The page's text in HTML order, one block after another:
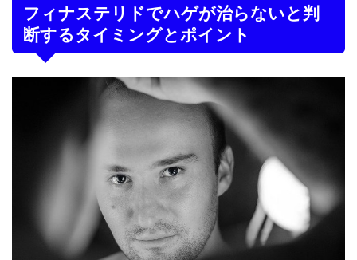
フィナステリドでハゲが治らないと判
断するタイミングとポイント